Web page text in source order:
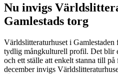
Nu invigs
Gamlestads torg
Världslitteraturhuset i
tydlig mångkulturell profil. Det blir
och ett ställe att enkelt stanna till på
december invigs